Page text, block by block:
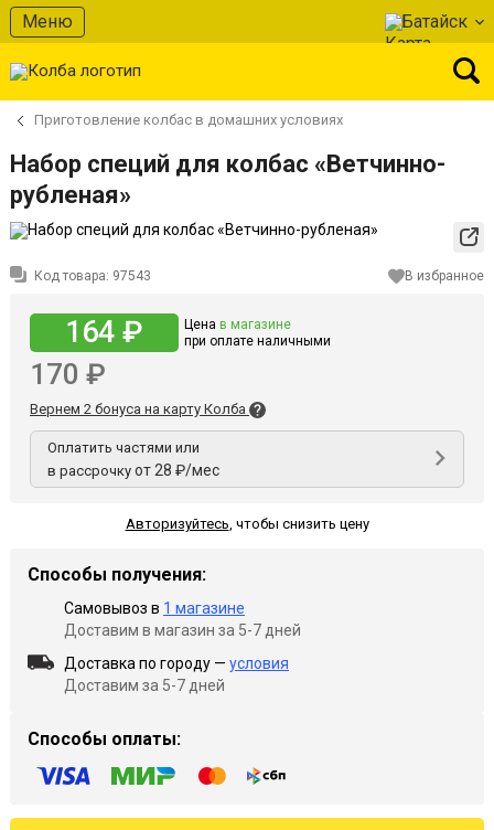
Меню Батайск
Приготовление колбас в домашних условиях
Набор специй для колбас «Ветчинно-
рубленая»
Код товара: 97543 В избранное
164 ₽ Цена в магазине
при оплате наличными
170 ₽
Вернем 2 бонуса на карту Колба
Оплатить частями или
в рассрочку от 28 ₽/мес
Авторизуйтесь, чтобы снизить цену
Способы получения:
Самовывоз в 1 магазине
Доставим в магазин за 5-7 дней
Доставка по городу — условия
Доставим за 5-7 дней
Способы оплаты: